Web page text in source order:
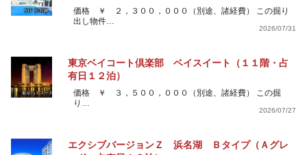
価格 ￥ ２，３００，０００（別途、諸経費） この掘り
出し物件…
2026/07/31
東京ベイコート倶楽部 ベイスイート（１１階・占
有日１２泊）
価格 ￥ ３，５００，０００（別途、諸経費） この掘
り…
2026/07/27
エクシブバージョンＺ 浜名湖 Ｂタイプ（Ａグレ